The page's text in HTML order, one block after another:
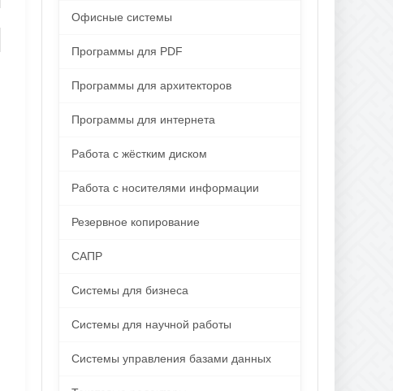
Офисные системы
Программы для PDF
Программы для архитекторов
Программы для интернета
Работа с жёстким диском
Работа с носителями информации
Резервное копирование
САПР
Системы для бизнеса
Системы для научной работы
Системы управления базами данных